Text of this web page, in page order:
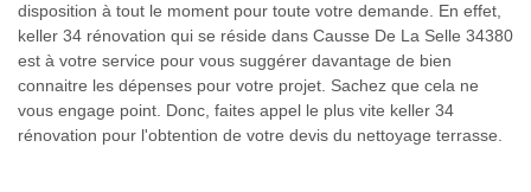
disposition à tout le moment pour toute votre demande. En effet,
keller 34 rénovation qui se réside dans Causse De La Selle 34380
est à votre service pour vous suggérer davantage de bien
connaitre les dépenses pour votre projet. Sachez que cela ne
vous engage point. Donc, faites appel le plus vite keller 34
rénovation pour l'obtention de votre devis du nettoyage terrasse.